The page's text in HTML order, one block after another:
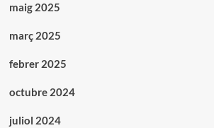
maig 2025
març 2025
febrer 2025
octubre 2024
juliol 2024